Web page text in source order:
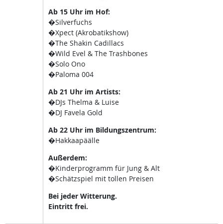
Ab 15 Uhr im Hof:
�Silverfuchs
�Xpect (Akrobatikshow)
�The Shakin Cadillacs
�Wild Evel & The Trashbones
�Solo Ono
�Paloma 004
Ab 21 Uhr im Artists:
�DJs Thelma & Luise
�DJ Favela Gold
Ab 22 Uhr im Bildungszentrum:
�Hakkaapäälle
Außerdem:
�Kinderprogramm für Jung & Alt
�Schätzspiel mit tollen Preisen
Bei jeder Witterung.
Eintritt frei.